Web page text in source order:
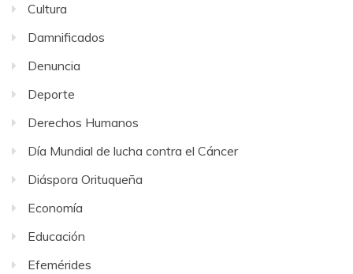
Cultura
Damnificados
Denuncia
Deporte
Derechos Humanos
Día Mundial de lucha contra el Cáncer
Diáspora Orituqueña
Economía
Educación
Efemérides